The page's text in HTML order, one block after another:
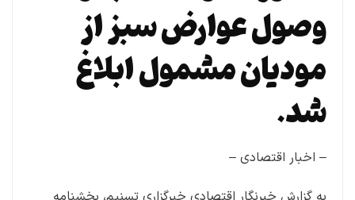
وصول عوارض سبز از
مودیان مشمول ابلاغ
شد.
– اخبار اقتصادی –